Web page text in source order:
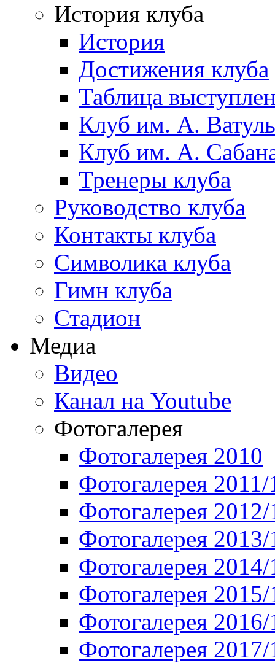
История клуба
История
Достижения клуба
Таблица
Клуб им. А.
Клуб им. А.
Тренеры клуба
Руководство клуба
Контакты клуба
Символика клуба
Гимн клуба
Стадион
Медиа
Видео
Канал на Youtube
Фотогалерея
Фотогалерея 2010
Фотогалерея 2011/
Фотогалерея
Фотогалерея
Фотогалерея
Фотогалерея
Фотогалерея
Фотогалерея